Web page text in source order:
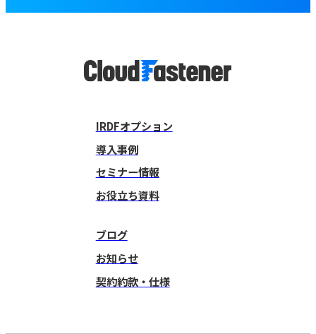
IRDFオプション
導入事例
セミナー情報
お役立ち資料
ブログ
お知らせ
契約約款・仕様